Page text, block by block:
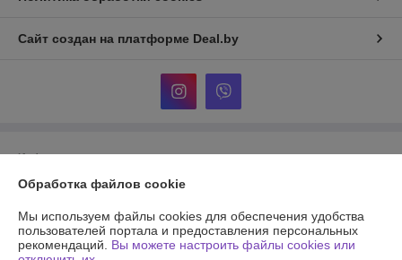
Сайт создан на платформе Deal.by
Информация для покупателя
Юридическое лицо:Частное унитарное предприятие «Фурнитурка-
г.Минск ул.Уручская 19-6 каб.7
Регистрационный номер ЕГР: 193950577
Обработка файлов cookie
Мы используем файлы cookies для обеспечения удобства
пользователей портала и предоставления персональных
рекомендаций. Вы можете настроить файлы cookies или